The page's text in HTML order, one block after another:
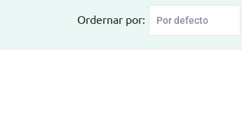
Ordernar por: